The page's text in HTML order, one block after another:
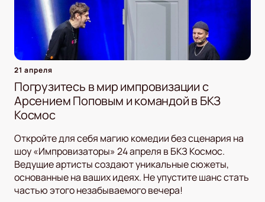
21 апреля
Погрузитесь в мир импровизации с
Арсением Поповым и командой в БКЗ
Космос
Откройте для себя магию комедии без сценария на
шоу «Импровизаторы» 24 апреля в БКЗ Космос.
Ведущие артисты создают уникальные сюжеты,
основанные на ваших идеях. Не упустите шанс стать
частью этого незабываемого вечера!